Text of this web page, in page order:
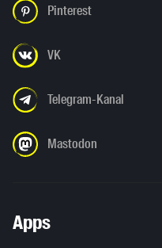
Pinterest
VK
Telegram-Kanal
Mastodon
Apps